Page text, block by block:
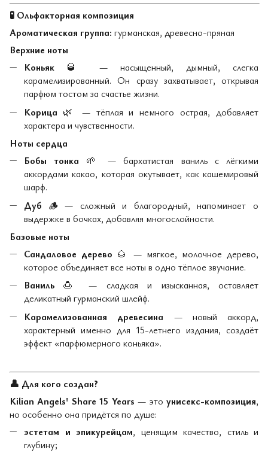
🧪 Ольфакторная композиция
Ароматическая группа: гурманская, древесно-пряная
Верхние ноты
Коньяк
🥃
— насыщенный, дымный, слегка
карамелизированный. Он сразу захватывает, открывая
парфюм тостом за счастье жизни.
Корица 🌿
— тёплая и немного острая, добавляет
характера и чувственности.
Ноты сердца
Бобы тонка
🌱
— бархатистая ваниль с лёгкими
аккордами какао, которая окутывает, как кашемировый
шарф.
Дуб 🪵— сложный и благородный, напоминает о
выдержке в бочках, добавляя многослойности.
Базовые ноты
Сандаловое дерево 🌰
— мягкое, молочное дерево,
которое объединяет все ноты в одно тёплое звучание.
Ваниль
🍮
— сладкая и изысканная, оставляет
деликатный гурманский шлейф.
Карамелизованная древесина — новый аккорд,
характерный именно для 15-летнего издания, создаёт
эффект «парфюмерного коньяка».
👤 Для кого создан?
Kilian Angels' Share 15 Years — этоунисекс-композиция,
но особенно она придётся по душе:
эстетам и эпикурейцам, ценящим качество, стиль и
глубину;